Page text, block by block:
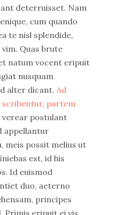
deterruisset. Nam
cum quando
te nisl splendide,
Quas brute
natum vocent eripuit
nusquam
alter dicant. Ad
scribentur, partem
verear postulant
appellantur
meis possit melius ut
est, id his
Id euismod
duo, aeterno
principes